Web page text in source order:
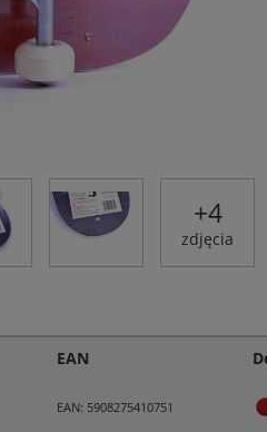
+4
zdjęcia
EAN
EAN: 5908275410751